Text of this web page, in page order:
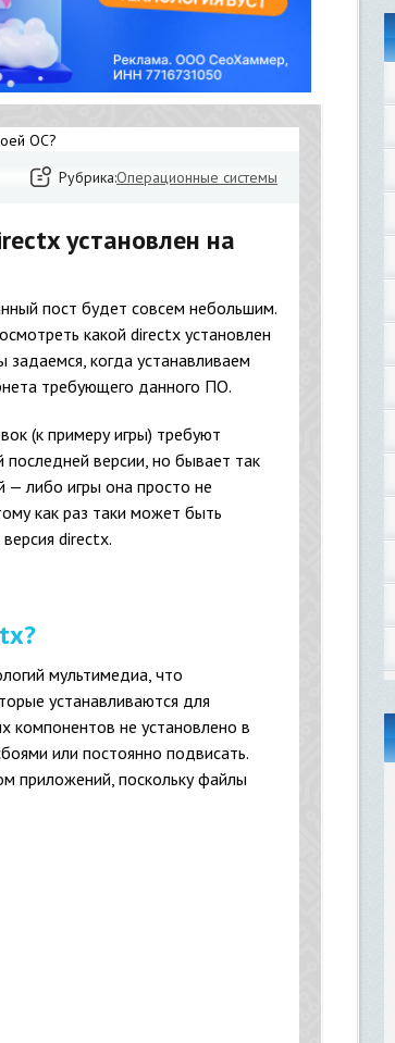
Рубрика:Операционные системы
установлен на
пост будет совсем небольшим.
какой directx установлен
когда устанавливаем
требующего данного ПО.
(к примеру игры) требуют
версии, но бывает так
— либо игры она просто не
как раз таки может быть
directx.
мультимедиа, что
устанавливаются для
компонентов не установлено в
или постоянно подвисать.
приложений, поскольку файлы